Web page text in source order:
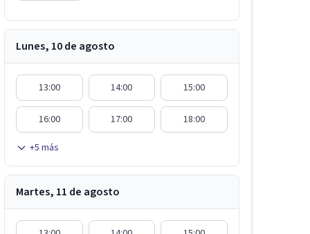
Lunes, 10 de agosto
13:00 14:00 15:00
16:00 17:00 18:00
+5 más
Martes, 11 de agosto